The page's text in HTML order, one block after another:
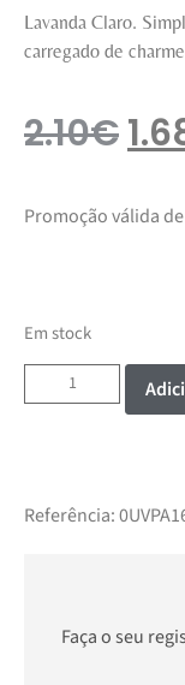
Lavanda Claro.
carregado de
2.10€
Promoção válida
Em stock
Referência:
Faça o seu